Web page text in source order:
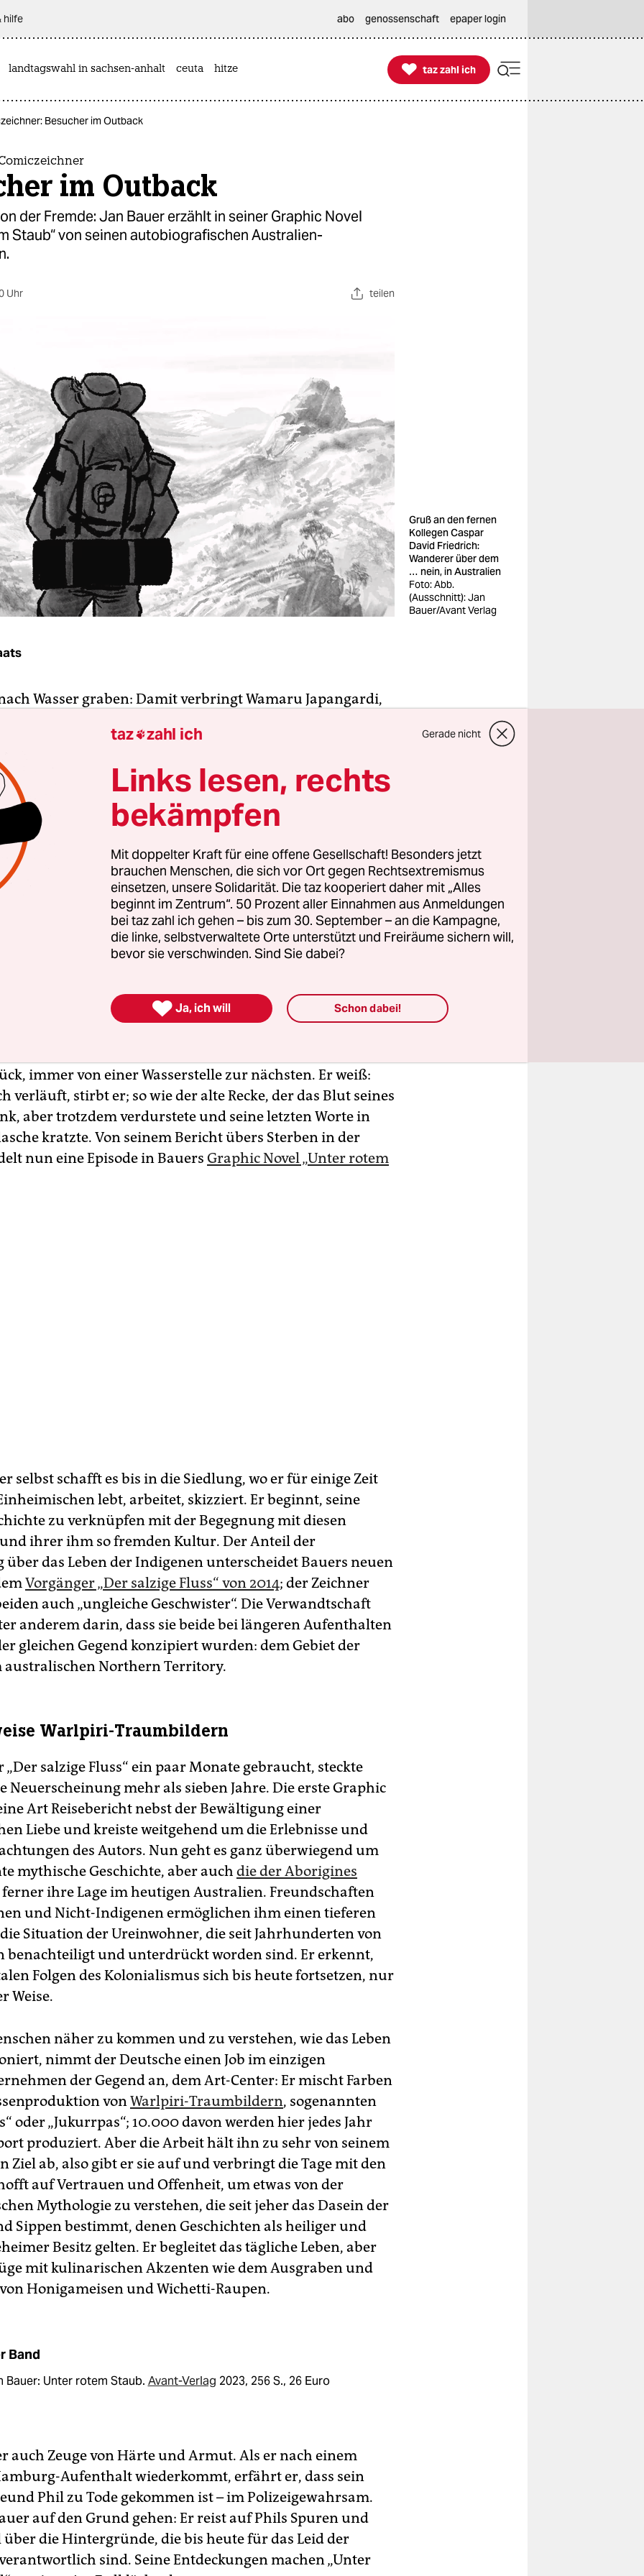
hilfe abo genossenschaft epaper login
landtagswahl in sachsen-anhalt ceuta hitze 
taz zahl ich
taz zahl ich
Besucher im Outback
im Outback
der Fremde: Jan Bauer erzählt in seiner Graphic Novel
Staub“ von seinen autobiografischen Australien-
Uhr teilen
Gruß an den fernen
Kollegen Caspar
David Friedrich:
Wanderer über dem
… nein, in Australien
Foto: Abb.
(Ausschnitt): Jan
Bauer/Avant Verlag
Wasser graben: Damit verbringt Wamaru Japangardi,
Weiten der Tanamiwüste im Norden Australiens.
sehnt es, eigentlich ein Er, sich nach einem Weibchen;
viele Meilen weit und findet schließlich Nungarrrayi.
– und gleich wieder Frust: Eine Beziehung ist
denn Nungarrrayi ist Wamarus Schwiegermutter,
den Verwandtschaftsregeln der Aborigines.
brechen sie das Tabu – woraufhin Nungarrrayi zu einem
einem ewigen, mythischen Baum. Der ist noch da, als
Illustrator Jan Bauereine Ewigkeit später dorthin
hat er schon als Jugendlicher bereist. Später studiert er in
Brisbane und kommt seitdem immer wieder zurück auf
immer von einer Wasserstelle zur nächsten. Er weiß:
verläuft, stirbt er; so wie der alte Recke, der das Blut seines
aber trotzdem verdurstete und seine letzten Worte in
kratzte. Von seinem Bericht übers Sterben in der
nun eine Episode in Bauers Graphic Novel „Unter rotem
selbst schafft es bis in die Siedlung, wo er für einige Zeit
lebt, arbeitet, skizziert. Er beginnt, seine
zu verknüpfen mit der Begegnung mit diesen
ihrer ihm so fremden Kultur. Der Anteil der
das Leben der Indigenen unterscheidet Bauers neuen
Vorgänger „Der salzige Fluss“ von 2014; der Zeichner
auch „ungleiche Geschwister“. Die Verwandtschaft
anderem darin, dass sie beide bei längeren Aufenthalten
gleichen Gegend konzipiert wurden: dem Gebiet der
Northern Territory.
Warlpiri-Traumbildern
salzige Fluss“ ein paar Monate gebraucht, steckte
Neuerscheinung mehr als sieben Jahre. Die erste Graphic
Art Reisebericht nebst der Bewältigung einer
Liebe und kreiste weitgehend um die Erlebnisse und
des Autors. Nun geht es ganz überwiegend um
mythische Geschichte, aber auch die der Aborigines
ferner ihre Lage im heutigen Australien. Freundschaften
und Nicht-Indigenen ermöglichen ihm einen tieferen
Situation der Ureinwohner, die seit Jahrhunderten von
benachteiligt und unterdrückt worden sind. Er erkennt,
Folgen des Kolonialismus sich bis heute fortsetzen, nur
Weise.
näher zu kommen und zu verstehen, wie das Leben
nimmt der Deutsche einen Job im einzigen
der Gegend an, dem Art-Center: Er mischt Farben
vonWarlpiri-Traumbildern, sogenannten
oder „Jukurrpas“; 10.000 davon werden hier jedes Jahr
produziert. Aber die Arbeit hält ihn zu sehr von seinem
Ziel ab, also gibt er sie auf und verbringt die Tage mit den
auf Vertrauen und Offenheit, um etwas von der
Mythologie zu verstehen, die seit jeher das Dasein der
Sippen bestimmt, denen Geschichten als heiliger und
Besitz gelten. Er begleitet das tägliche Leben, aber
mit kulinarischen Akzenten wie dem Ausgraben und
Honigameisen und Wichetti-Raupen.
Band
Bauer: Unter rotem Staub. Avant-Verlag 2023, 256 S., 26 Euro
auch Zeuge von Härte und Armut. Als er nach einem
Aufenthalt wiederkommt, erfährt er, dass sein
Phil zu Tode gekommen ist – im Polizeigewahrsam.
auf den Grund gehen: Er reist auf Phils Spuren und
die Hintergründe, die bis heute für das Leid der
sind. Seine Entdeckungen machen „Unter
taz zahl ich Gerade nicht
Links lesen, rechts
bekämpfen
Mit doppelter Kraft für eine offene Gesellschaft! Besonders jetzt
brauchen Menschen, die sich vor Ort gegen Rechtsextremismus
einsetzen, unsere Solidarität. Die taz kooperiert daher mit „Alles
beginnt im Zentrum“. 50 Prozent aller Einnahmen aus Anmeldungen
bei taz zahl ich gehen – bis zum 30. September – an die Kampagne,
die linke, selbstverwaltete Orte unterstützt und Freiräume sichern will,
bevor sie verschwinden. Sind Sie dabei?
 Ja, ich will Schon dabei!